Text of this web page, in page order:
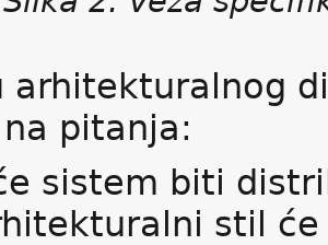
arhitekturalnog
pitanja:
sistem biti
stil